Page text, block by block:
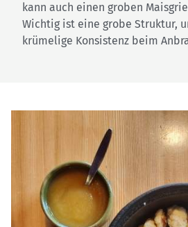
kann auch einen groben
Wichtig ist eine grobe Struktur,
krümelige Konsistenz beim